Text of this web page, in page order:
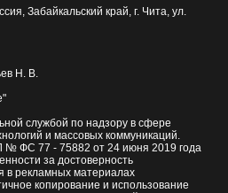
Забайкальский край, г. Чита, ул.
Н. В.
службой по надзору в сфере
и массовых коммуникаций.
№ ФС 77 - 75882 от 24 июня 2019 года
за достоверность
рекламных материалах
копирование и использование